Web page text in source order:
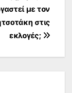
με τον
στις
εκλογές;